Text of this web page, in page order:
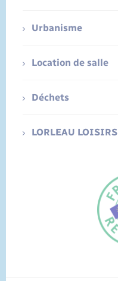
Urbanisme
Location de salle
Déchets
LORLEAU LOISIRS